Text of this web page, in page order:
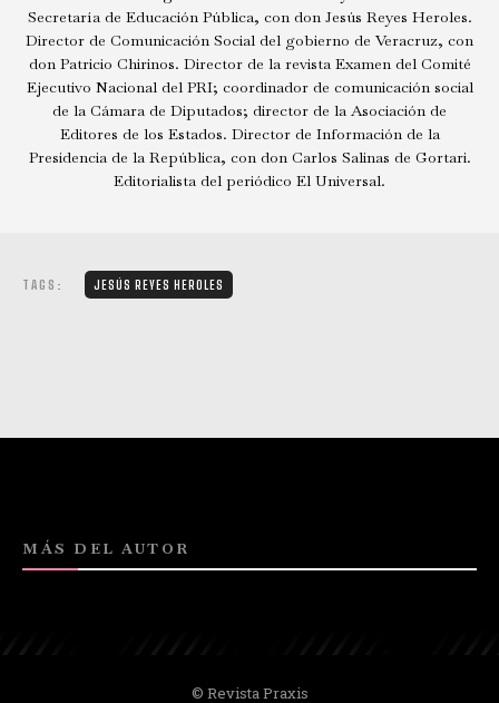
Secretaría de Educación Pública, con don Jesús Reyes Heroles.
Director de Comunicación Social del gobierno de Veracruz, con
don Patricio Chirinos. Director de la revista Examen del Comité
Ejecutivo Nacional del PRI; coordinador de comunicación social
de la Cámara de Diputados; director de la Asociación de
Editores de los Estados. Director de Información de la
Presidencia de la República, con don Carlos Salinas de Gortari.
Editorialista del periódico El Universal.
TAGS: JESÚS REYES HEROLES
MÁS DEL AUTOR
© Revista Praxis